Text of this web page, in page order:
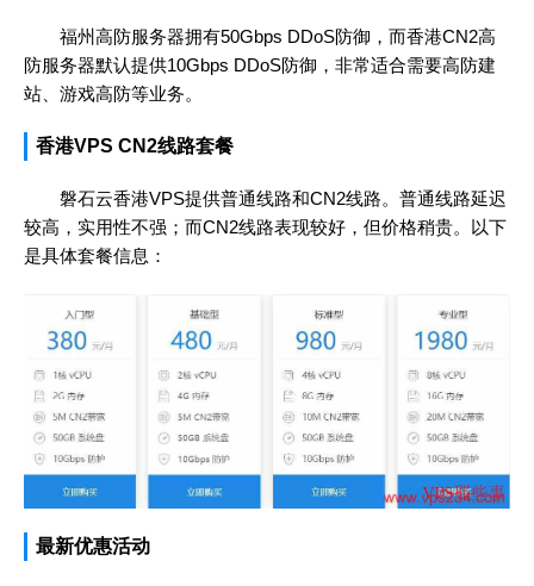
福州高防服务器拥有50Gbps DDoS防御，而香港CN2高
防服务器默认提供10Gbps DDoS防御，非常适合需要高防建
站、游戏高防等业务。
香港VPS CN2线路套餐
磐石云香港VPS提供普通线路和CN2线路。普通线路延迟
较高，实用性不强；而CN2线路表现较好，但价格稍贵。以下
是具体套餐信息：
最新优惠活动